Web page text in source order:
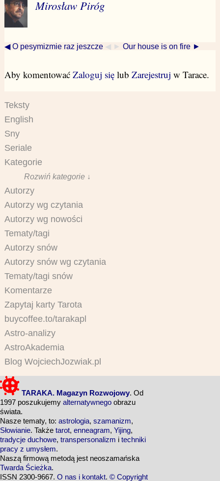
Mirosław Piróg
◀ O pesymizmie raz jeszcze ◀ ► Our house is on fire ►
Aby komentować Zaloguj sięlub Zarejestruj w Tarace.
Teksty
English
Sny
Seriale
Kategorie
Rozwiń kategorie ↓
Autorzy
Autorzy wg czytania
Autorzy wg nowości
Tematy/tagi
Autorzy snów
Autorzy snów wg czytania
Tematy/tagi snów
Komentarze
Zapytaj karty Tarota
buycoffee.to/tarakapl
Astro-analizy
AstroAkademia
Blog WojciechJozwiak.pl
TARAKA. Magazyn Rozwojowy. Od
1997 poszukujemy alternatywnego obrazu
świata.
Nasze tematy, to: astrologia, szamanizm,
Słowianie. Także tarot, enneagram, Yijing,
tradycje duchowe, transpersonalizm i techniki
pracy z umysłem.
Naszą firmową metodą jest neoszamańska
Twarda Ścieżka.
ISSN 2300-9667. O nas i kontakt. © Copyright